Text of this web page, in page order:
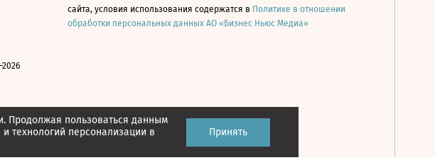
Продолжая пользоваться данным
технологий персонализации в
Принять
сайта, условия использования содержатся в Политике в отношении
обработки персональных данных АО «Бизнес Ньюс Медиа»